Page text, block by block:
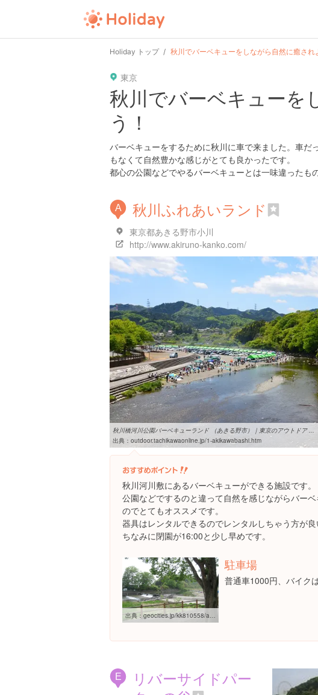
Holiday トップ 秋川でバーベキューをしながら自然に癒され
東京
秋川でバーベキューを
う！
バーベキューをするために秋川に車で来ました。車
もなくて自然豊かな感じがとても良かったです。
都心の公園などでやるバーベキューとは一味違ったも
A 秋川ふれあいランド
東京都あきる野市小川
http://www.akiruno-kanko.com/
秋川橋河川公園バーベキューランド （あきる野市）｜東京のアウトドア ...
出典： outdoor.tachikawaonline.jp/1-akikawabashi.htm
秋川河川敷にあるバーベキューができる施設です。
公園などでするのと違って自然を感じながらバー
のでとてもオススメです。
器具はレンタルできるのでレンタルしちゃう方が良
ちなみに閉園が16:00と少し早めです。
出典： geocities.jp/kk810558/aki1.htm
駐車場
普通車1000円、バイク
E
リバーサイドパー